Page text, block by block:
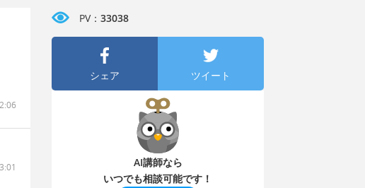
PV： 33038
シェア ツイート
AI講師なら
いつでも相談可能です！